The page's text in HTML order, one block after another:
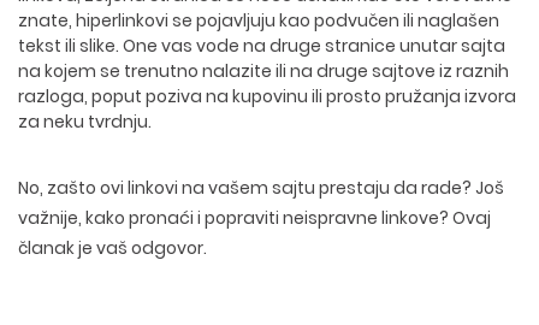
znate, hiperlinkovi se pojavljuju kao podvučen ili naglašen
tekst ili slike. One vas vode na druge stranice unutar sajta
na kojem se trenutno nalazite ili na druge sajtove iz raznih
razloga, poput poziva na kupovinu ili prosto pružanja izvora
za neku tvrdnju.
No, zašto ovi linkovi na vašem sajtu prestaju da rade? Još
važnije, kako pronaći i popraviti neispravne linkove? Ovaj
članak je vaš odgovor.